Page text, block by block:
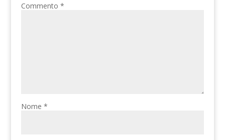
Commento*
Nome*